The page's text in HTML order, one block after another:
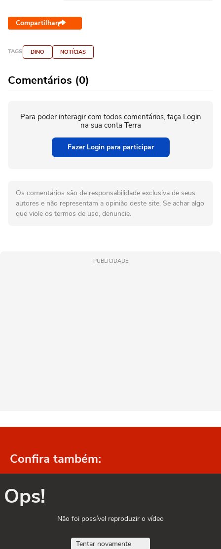
Compartilhar
TAGS DINO NOTÍCIAS
Comentários (0)
Para poder interagir com todos comentários, faça Login
na sua conta Terra
Fazer Login para participar
Os comentários são de responsabilidade exclusiva de seus
autores e não representam a opinião deste site. Se achar algo
que viole os termos de uso, denuncie.
PUBLICIDADE
Confira também:
Ops!
Não foi possível reproduzir o vídeo
Tentar novamente